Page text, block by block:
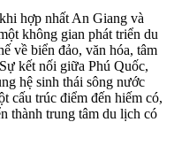
hợp nhất An Giang và
không gian phát triển du
về biển đảo, văn hóa, tâm
kết nối giữa Phú Quốc,
hệ sinh thái sông nước
cấu trúc điểm đến hiếm có,
thành trung tâm du lịch có